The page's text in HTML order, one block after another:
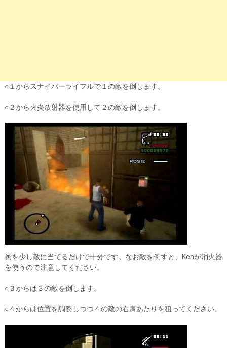
○１からスナイパーライフルで１の敵を倒します。
○２から火炎放射器を使用して２の敵を倒します。
炎を少し敵に当てるだけで十分です。なお敵を倒すと、Kenが消火器
を使うので注意してください。
○３からは３の敵を倒します。
○４からは位置を調整しつつ４の敵の右肩あたりを狙ってください。